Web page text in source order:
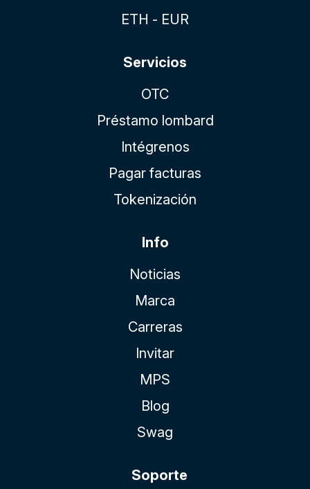
ETH - EUR
Servicios
OTC
Préstamo lombard
Intégrenos
Pagar facturas
Tokenización
Info
Noticias
Marca
Carreras
Invitar
MPS
Blog
Swag
Soporte